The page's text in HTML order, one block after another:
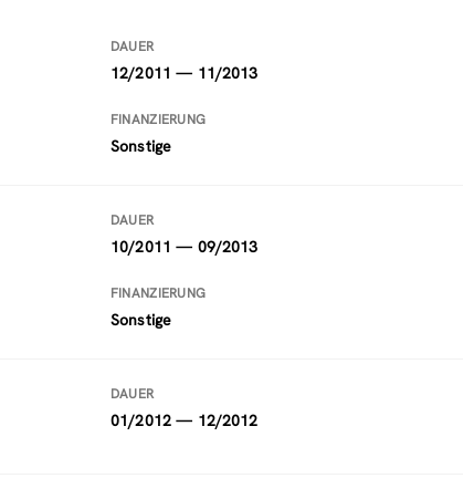
DAUER
12/2011 — 11/2013
FINANZIERUNG
Sonstige
DAUER
10/2011 — 09/2013
FINANZIERUNG
Sonstige
DAUER
01/2012 — 12/2012